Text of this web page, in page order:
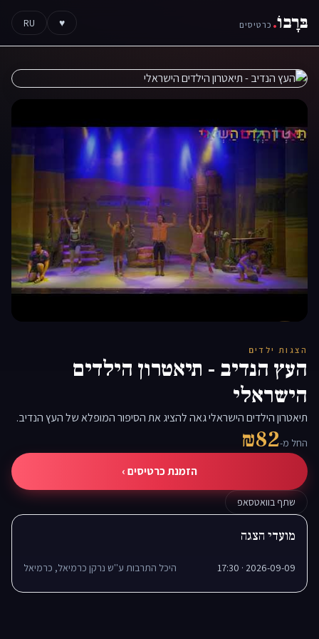
בּרָבוֹ. כרטיסים ♥
RU
▶
הצגות ילדים
העץ הנדיב - תיאטרון הילדים
הישראלי
תיאטרון הילדים הישראלי גאה להציג את הסיפור המופלא של העץ הנדיב.
החל מ-₪82
הזמנת כרטיסים ›
שתף בוואטסאפ
מועדי הצגה
2026-09-09 · 17:30 היכל התרבות ע''ש נרקן כרמיאל, כרמיאל